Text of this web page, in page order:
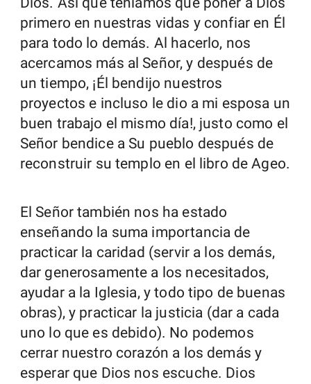
primero en nuestras vidas y confiar en Él
para todo lo demás. Al hacerlo, nos
acercamos más al Señor, y después de
un tiempo, ¡Él bendijo nuestros
proyectos e incluso le dio a mi esposa un
buen trabajo el mismo día!, justo como el
Señor bendice a Su pueblo después de
reconstruir su templo en el libro de Ageo.
El Señor también nos ha estado
enseñando la suma importancia de
practicar la caridad (servir a los demás,
dar generosamente a los necesitados,
ayudar a la Iglesia, y todo tipo de buenas
obras), y practicar la justicia (dar a cada
uno lo que es debido). No podemos
cerrar nuestro corazón a los demás y
esperar que Dios nos escuche. Dios